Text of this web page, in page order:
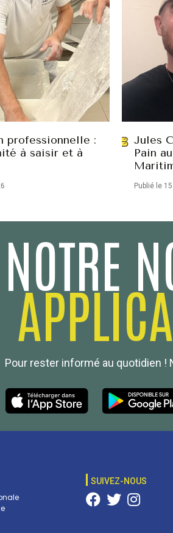
professionnelle :
à saisir et à
Jules
Pain
Publié le
NOTRE
Pour rester informé au quotidien !
SUIVEZ-NOUS